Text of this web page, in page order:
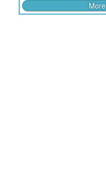
More